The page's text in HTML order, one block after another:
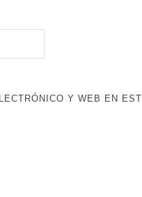
Y WEB EN